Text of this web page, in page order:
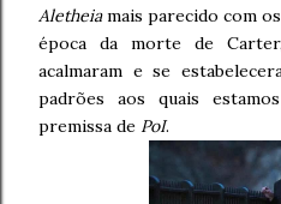
Aletheiamais parecido com
época da morte de
acalmaram e se
padrões aos quais
premissa de PoI.